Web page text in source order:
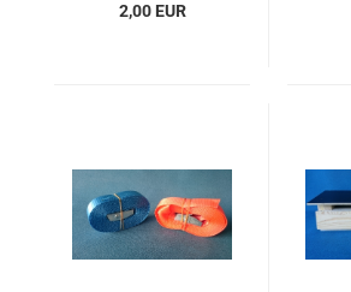
2,00 EUR